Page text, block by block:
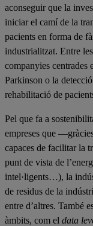
aconseguir que la
iniciar el camí de la
pacients en forma de
industrialitzat. Entre
companyies centrades
Parkinson o la
rehabilitació de
Pel que fa a
empreses que
capaces de facilitar la
punt de vista de
intel·ligents…), la
de residus de la
entre d’altres. També
àmbits, com el data